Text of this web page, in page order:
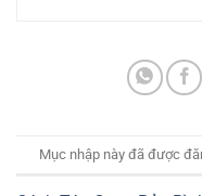
Mục nhập này đã được